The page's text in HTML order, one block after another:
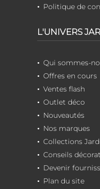
Politique de
L'UNIVERS
Qui sommes-
Offres en cours
Ventes flash
Outlet déco
Nouveautés
Nos marques
Collections
Conseils
Devenir
Plan du site